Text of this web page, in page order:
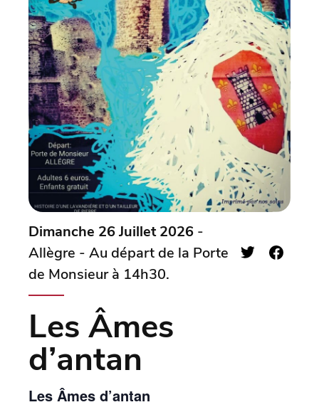
Dimanche 26 Juillet 2026 -
Allègre - Au départ de la Porte
de Monsieur à 14h30.
Les Âmes
d’antan
Les Âmes d’antan